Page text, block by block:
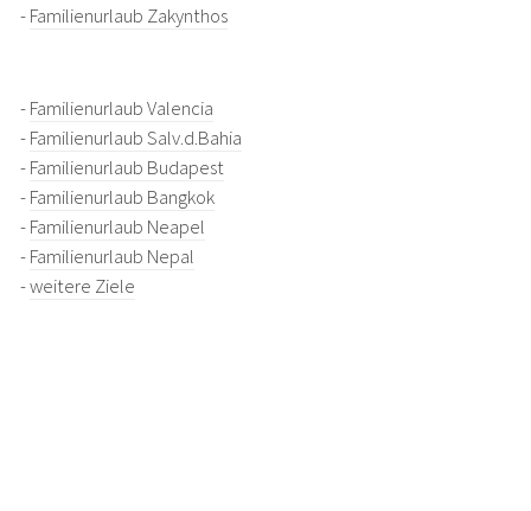
-Familienurlaub Zakynthos
-Familienurlaub Valencia
-Familienurlaub Salv.d.Bahia
-Familienurlaub Budapest
-Familienurlaub Bangkok
-Familienurlaub Neapel
-Familienurlaub Nepal
-weitere Ziele